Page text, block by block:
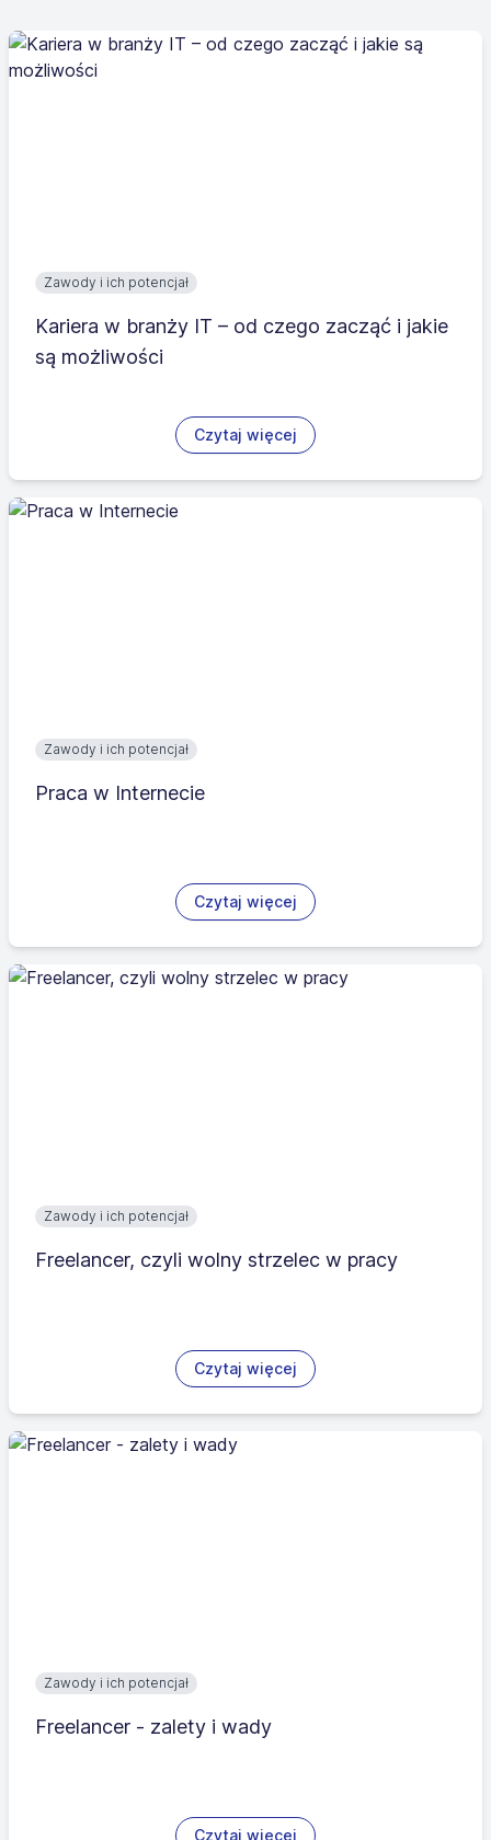
Zawody i ich potencjał
Kariera w branży IT – od czego zacząć i jakie
są możliwości
Czytaj więcej
Zawody i ich potencjał
Praca w Internecie
Czytaj więcej
Zawody i ich potencjał
Freelancer, czyli wolny strzelec w pracy
Czytaj więcej
Zawody i ich potencjał
Freelancer - zalety i wady
Czytaj więcej